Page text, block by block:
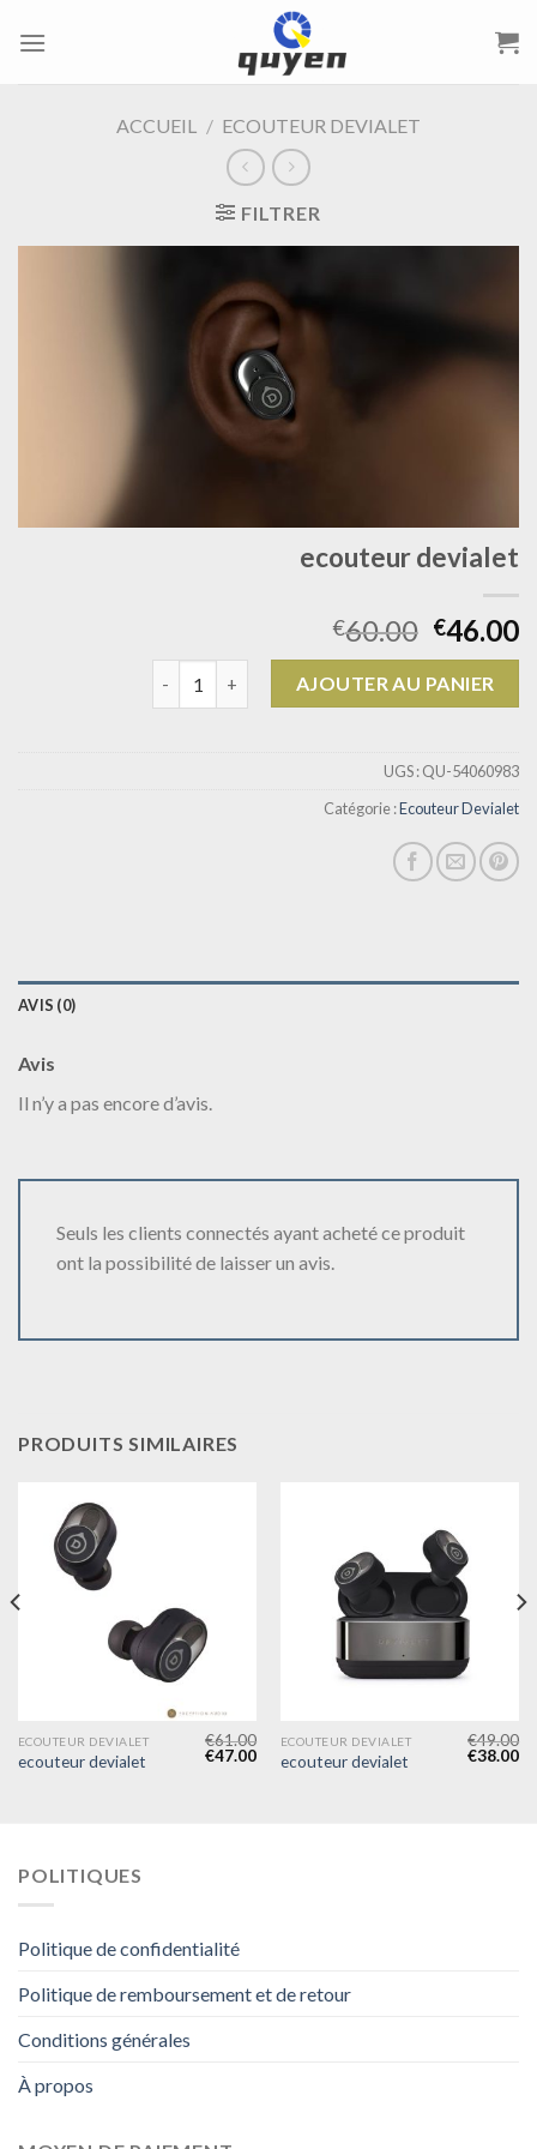
ACCUEIL / ECOUTEUR DEVIALET
FILTRER
ecouteur devialet
€60.00 €46.00
quantité de ecouteur devialet
AJOUTER AU PANIER
UGS :QU-54060983
Catégorie :Ecouteur Devialet
AVIS (0)
Avis
Il n’y a pas encore d’avis.
Seuls les clients connectés ayant acheté ce produit
ont la possibilité de laisser un avis.
PRODUITS SIMILAIRES
ECOUTEUR DEVIALET
ecouteur devialet
€61.00
€47.00
ECOUTEUR DEVIALET
ecouteur devialet
€49.00
€38.00
POLITIQUES
Politique de confidentialité
Politique de remboursement et de retour
Conditions générales
À propos